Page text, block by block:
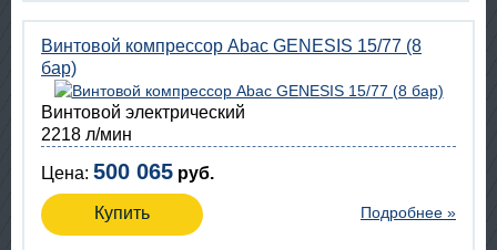
Винтовой компрессор Abac GENESIS 15/77 (8
бар)
Винтовой электрический
2218 л/мин
Цена: 500 065 руб.
Купить Подробнее »